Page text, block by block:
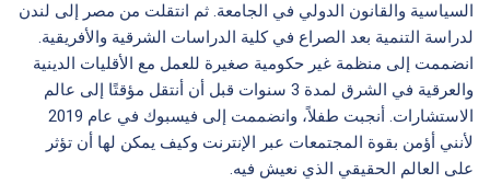
السياسية والقانون الدولي في الجامعة. ثم انتقلت من مصر إلى لندن
لدراسة التنمية بعد الصراع في كلية الدراسات الشرقية والأفريقية.
انضممت إلى منظمة غير حكومية صغيرة للعمل مع الأقليات الدينية
والعرقية في الشرق لمدة 3 سنوات قبل أن أنتقل مؤقتًا إلى عالم
الاستشارات. أنجبت طفلاً، وانضممت إلى فيسبوك في عام 2019
لأنني أؤمن بقوة المجتمعات عبر الإنترنت وكيف يمكن لها أن تؤثر
على العالم الحقيقي الذي نعيش فيه.